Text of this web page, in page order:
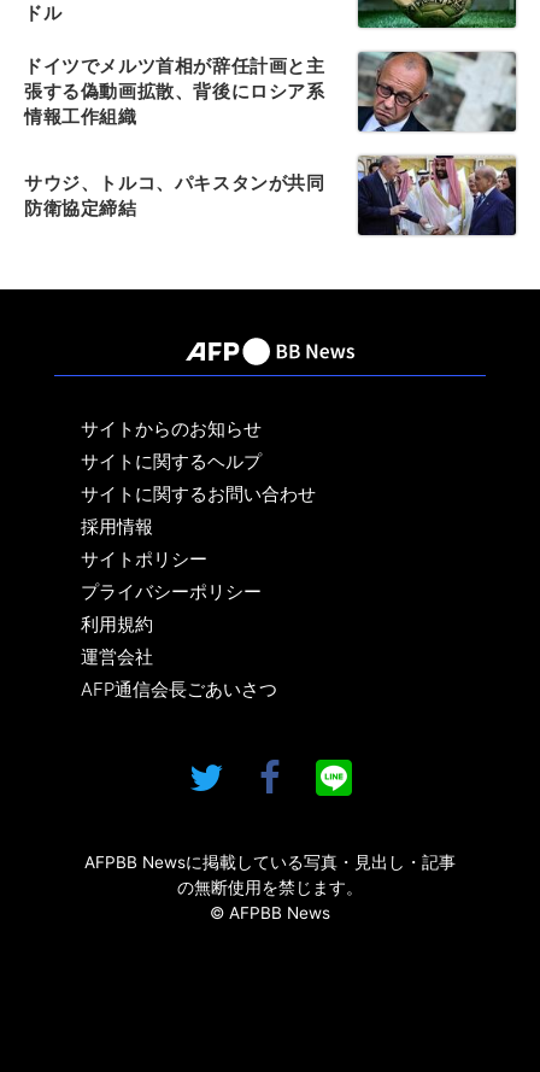
ドル
ドイツでメルツ首相が辞任計画と主
張する偽動画拡散、背後にロシア系
情報工作組織
サウジ、トルコ、パキスタンが共同
防衛協定締結
サイトからのお知らせ
サイトに関するヘルプ
サイトに関するお問い合わせ
採用情報
サイトポリシー
プライバシーポリシー
利用規約
運営会社
AFP通信会長ごあいさつ
AFPBB Newsに掲載している写真・見出し・記事
の無断使用を禁じます。
© AFPBB News